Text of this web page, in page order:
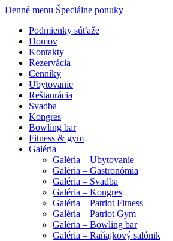
Denné menu Špeciálne ponuky
Podmienky súťaže
Domov
Kontakty
Rezervácia
Cenníky
Ubytovanie
Reštaurácia
Svadba
Kongres
Bowling bar
Fitness & gym
Galéria
Galéria – Ubytovanie
Galéria – Gastronómia
Galéria – Svadba
Galéria – Kongres
Galéria – Patriot Fitness
Galéria – Patriot Gym
Galéria – Bowling bar
Galéria – Raňajkový salónik